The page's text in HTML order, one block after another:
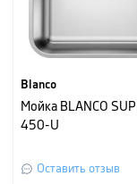
Blanco
Мойка BLANCO
450-U
Оставить отзыв